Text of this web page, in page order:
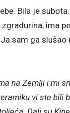
Bila je
ima
sam ga slušao
na Zemlji i mi
vi ste bili